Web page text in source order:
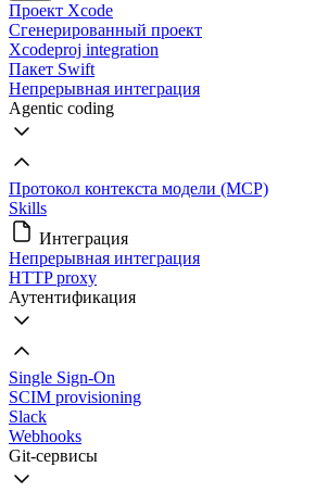
Проект Xcode
Сгенерированный проект
Xcodeproj integration
Пакет Swift
Непрерывная интеграция
Agentic coding
Протокол контекста модели (MCP)
Skills
Интеграция
Непрерывная интеграция
HTTP proxy
Аутентификация
Single Sign-On
SCIM provisioning
Slack
Webhooks
Git-сервисы